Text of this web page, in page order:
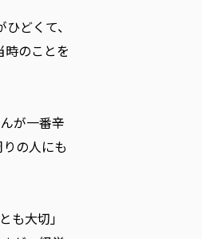
どくて、
のことを
が一番辛
の人にも
も大切」